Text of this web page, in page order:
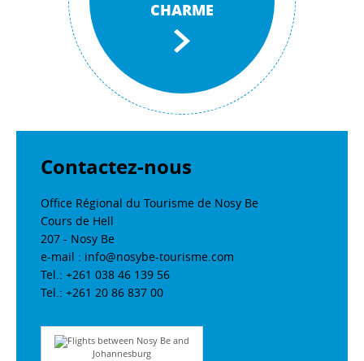
CHARME
Contactez-nous
Office Régional du Tourisme de Nosy Be
Cours de Hell
207 - Nosy Be
e-mail : info@nosybe-tourisme.com
Tel.: +261 038 46 139 56
Tel.: +261 20 86 837 00
Flights between Nosy Be and
Johannesburg